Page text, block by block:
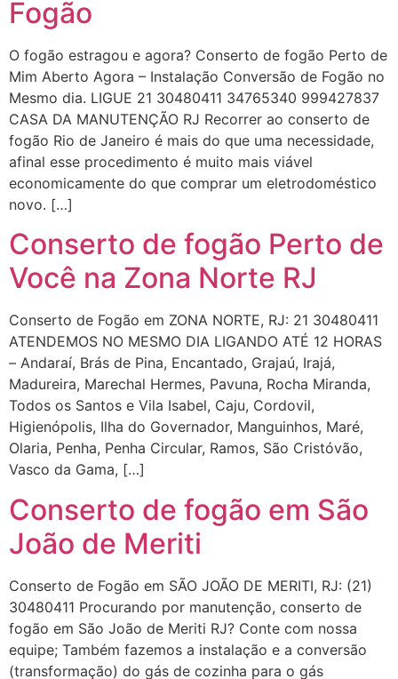
Fogão
O fogão estragou e agora? Conserto de fogão Perto de
Mim Aberto Agora – Instalação Conversão de Fogão no
Mesmo dia. LIGUE 21 30480411 34765340 999427837
CASA DA MANUTENÇÃO RJ Recorrer ao conserto de
fogão Rio de Janeiro é mais do que uma necessidade,
afinal esse procedimento é muito mais viável
economicamente do que comprar um eletrodoméstico
novo. […]
Conserto de fogão Perto de
Você na Zona Norte RJ
Conserto de Fogão em ZONA NORTE, RJ: 21 30480411
ATENDEMOS NO MESMO DIA LIGANDO ATÉ 12 HORAS
– Andaraí, Brás de Pina, Encantado, Grajaú, Irajá,
Madureira, Marechal Hermes, Pavuna, Rocha Miranda,
Todos os Santos e Vila Isabel, Caju, Cordovil,
Higienópolis, Ilha do Governador, Manguinhos, Maré,
Olaria, Penha, Penha Circular, Ramos, São Cristóvão,
Vasco da Gama, […]
Conserto de fogão em São
João de Meriti
Conserto de Fogão em SÃO JOÃO DE MERITI, RJ: (21)
30480411 Procurando por manutenção, conserto de
fogão em São João de Meriti RJ? Conte com nossa
equipe; Também fazemos a instalação e a conversão
(transformação) do gás de cozinha para o gás